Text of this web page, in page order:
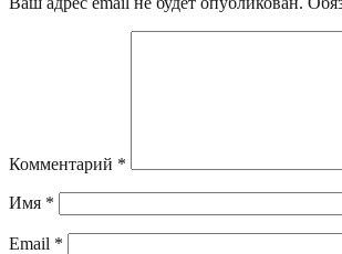
Комментарий *
Имя *
Email *